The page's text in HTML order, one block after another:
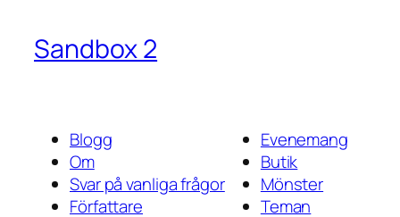
Sandbox 2
Blogg
Om
Svar på vanliga frågor
Författare
Evenemang
Butik
Mönster
Teman